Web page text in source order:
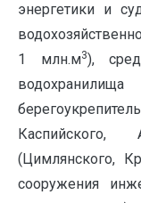
энергетики и
1 млн.м3),
(Цимлянского,
сооружения